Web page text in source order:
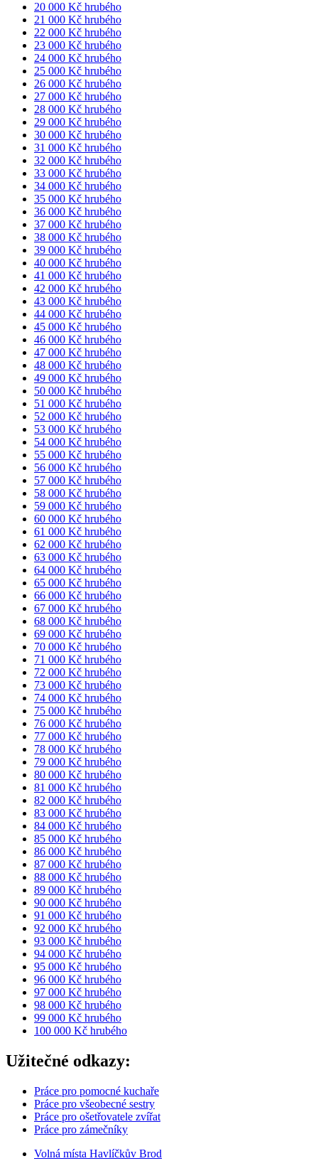
20 000 Kč hrubého
21 000 Kč hrubého
22 000 Kč hrubého
23 000 Kč hrubého
24 000 Kč hrubého
25 000 Kč hrubého
26 000 Kč hrubého
27 000 Kč hrubého
28 000 Kč hrubého
29 000 Kč hrubého
30 000 Kč hrubého
31 000 Kč hrubého
32 000 Kč hrubého
33 000 Kč hrubého
34 000 Kč hrubého
35 000 Kč hrubého
36 000 Kč hrubého
37 000 Kč hrubého
38 000 Kč hrubého
39 000 Kč hrubého
40 000 Kč hrubého
41 000 Kč hrubého
42 000 Kč hrubého
43 000 Kč hrubého
44 000 Kč hrubého
45 000 Kč hrubého
46 000 Kč hrubého
47 000 Kč hrubého
48 000 Kč hrubého
49 000 Kč hrubého
50 000 Kč hrubého
51 000 Kč hrubého
52 000 Kč hrubého
53 000 Kč hrubého
54 000 Kč hrubého
55 000 Kč hrubého
56 000 Kč hrubého
57 000 Kč hrubého
58 000 Kč hrubého
59 000 Kč hrubého
60 000 Kč hrubého
61 000 Kč hrubého
62 000 Kč hrubého
63 000 Kč hrubého
64 000 Kč hrubého
65 000 Kč hrubého
66 000 Kč hrubého
67 000 Kč hrubého
68 000 Kč hrubého
69 000 Kč hrubého
70 000 Kč hrubého
71 000 Kč hrubého
72 000 Kč hrubého
73 000 Kč hrubého
74 000 Kč hrubého
75 000 Kč hrubého
76 000 Kč hrubého
77 000 Kč hrubého
78 000 Kč hrubého
79 000 Kč hrubého
80 000 Kč hrubého
81 000 Kč hrubého
82 000 Kč hrubého
83 000 Kč hrubého
84 000 Kč hrubého
85 000 Kč hrubého
86 000 Kč hrubého
87 000 Kč hrubého
88 000 Kč hrubého
89 000 Kč hrubého
90 000 Kč hrubého
91 000 Kč hrubého
92 000 Kč hrubého
93 000 Kč hrubého
94 000 Kč hrubého
95 000 Kč hrubého
96 000 Kč hrubého
97 000 Kč hrubého
98 000 Kč hrubého
99 000 Kč hrubého
100 000 Kč hrubého
Užitečné odkazy:
Práce pro pomocné kuchaře
Práce pro všeobecné sestry
Práce pro ošetřovatele zvířat
Práce pro zámečníky
Volná místa Havlíčkův Brod